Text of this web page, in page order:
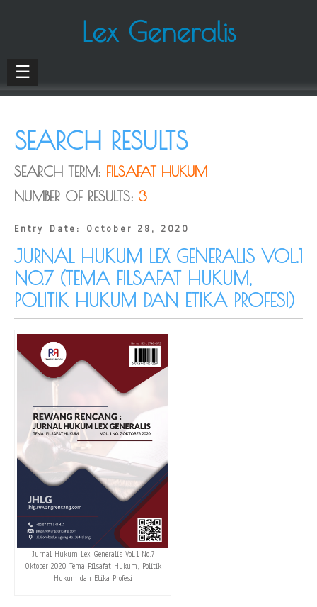
Lex Generalis
☰
SEARCH RESULTS
SEARCH TERM: FILSAFAT HUKUM
NUMBER OF RESULTS: 3
Entry Date: October 28, 2020
JURNAL HUKUM LEX GENERALIS VOL.1
NO.7 (TEMA FILSAFAT HUKUM,
POLITIK HUKUM DAN ETIKA PROFESI)
Jurnal Hukum Lex Generalis Vol.1 No.7
Oktober 2020 Tema Filsafat Hukum, Politik
Hukum dan Etika Profesi